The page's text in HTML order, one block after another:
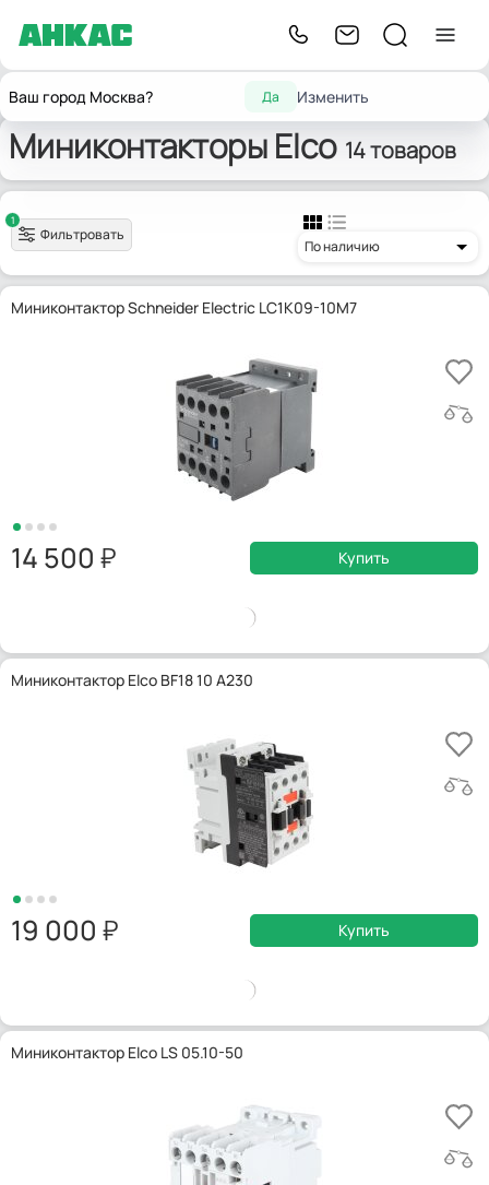
Ваш город Москва? Да Изменить
Главнаягорелок
ЭлектрокомпонентыМиниконтакторы
Миниконтакторы Elco 14 товаров
1
Фильтровать
По наличию
Миниконтактор Schneider Electric LC1K09-10M7
14 500 Купить
Миниконтактор Elco BF18 10 A230
19 000 Купить
Миниконтактор Elco LS 05.10-50